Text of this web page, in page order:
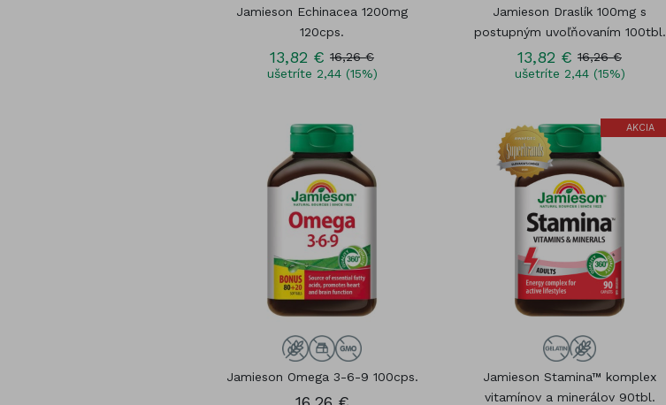
Jamieson Echinacea 1200mg
120cps.
13,82 € 16,26 €
ušetríte 2,44 (15%)
Jamieson Draslík 100mg s
postupným uvoľňovaním 100tbl.
13,82 € 16,26 €
ušetríte 2,44 (15%)
Jamieson Omega 3-6-9 100cps.
AKCIA
Jamieson Stamina™ komplex
vitamínov a minerálov 90tbl.